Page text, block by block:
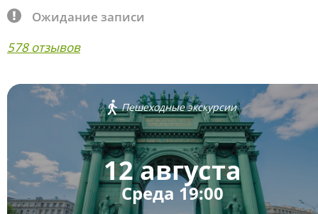
Ожидание записи
578 отзывов
Пешеходные экскурсии
12 августа
Среда 19:00